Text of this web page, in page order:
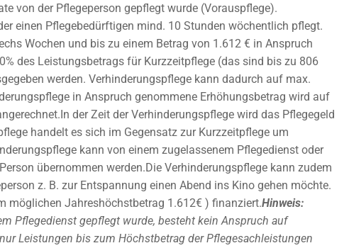
von der Pflegeperson gepflegt wurde (Vorauspflege).
einen Pflegebedürftigen mind. 10 Stunden wöchentlich pflegt.
Wochen und bis zu einem Betrag von 1.612 € in Anspruch
des Leistungsbetrags für Kurzzeitpflege (das sind bis zu 806
werden. Verhinderungspflege kann dadurch auf max.
in Anspruch genommene Erhöhungsbetrag wird auf
der Zeit der Verhinderungspflege wird das Pflegegeld
handelt es sich im Gegensatz zur Kurzzeitpflege um
kann von einem zugelassenem Pflegedienst oder
übernommen werden.Die Verhinderungspflege kann zudem
z. B. zur Entspannung einen Abend ins Kino gehen möchte.
möglichen Jahreshöchstbetrag 1.612€ ) finanziert.Hinweis:
Pflegedienst gepflegt wurde, besteht kein Anspruch auf
Leistungen bis zum Höchstbetrag der Pflegesachleistungen